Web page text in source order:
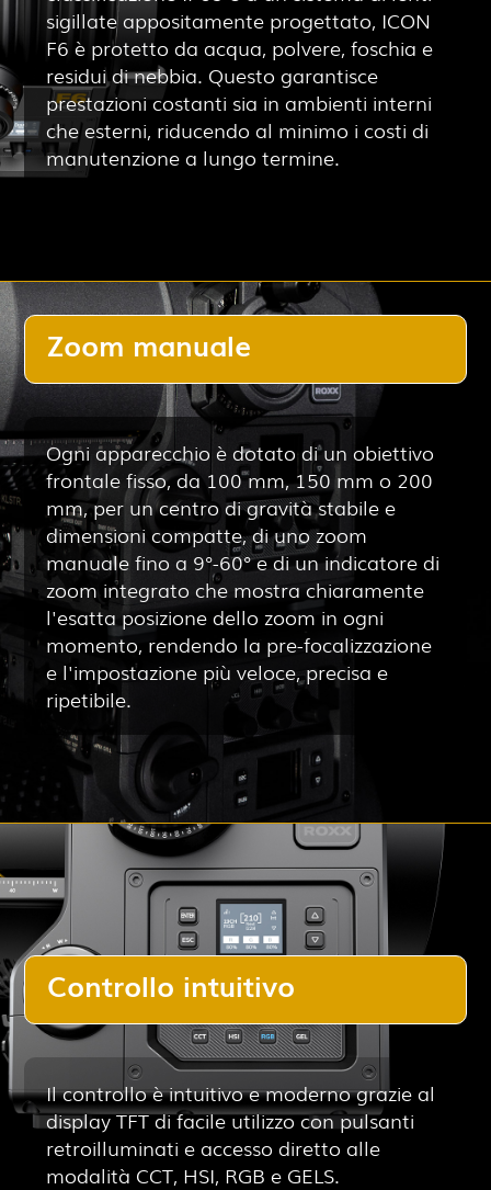
sigillate appositamente progettato, ICON
F6 è protetto da acqua, polvere, foschia e
residui di nebbia. Questo garantisce
prestazioni costanti sia in ambienti interni
che esterni, riducendo al minimo i costi di
manutenzione a lungo termine.
Zoom manuale
Ogni apparecchio è dotato di un obiettivo
frontale fisso, da 100 mm, 150 mm o 200
mm, per un centro di gravità stabile e
dimensioni compatte, di uno zoom
manuale fino a 9°-60° e di un indicatore di
zoom integrato che mostra chiaramente
l'esatta posizione dello zoom in ogni
momento, rendendo la pre-focalizzazione
e l'impostazione più veloce, precisa e
ripetibile.
Controllo intuitivo
Il controllo è intuitivo e moderno grazie al
display TFT di facile utilizzo con pulsanti
retroilluminati e accesso diretto alle
modalità CCT, HSI, RGB e GELS.